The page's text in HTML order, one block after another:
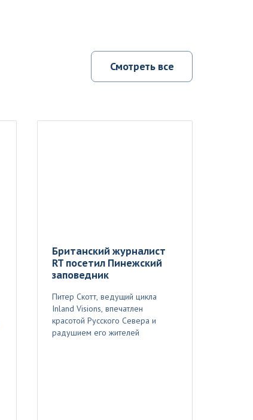
Смотреть все
Британский журналист
RT посетил Пинежский
заповедник
Питер Скотт, ведущий цикла
Inland Visions, впечатлен
красотой Русского Севера и
радушием его жителей